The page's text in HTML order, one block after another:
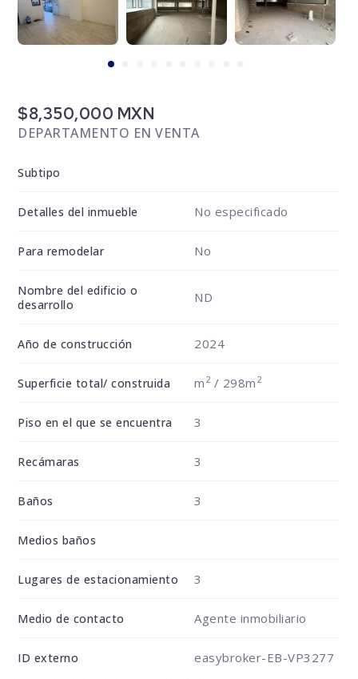
$8,350,000 MXN
DEPARTAMENTO EN VENTA
Subtipo
Detalles del inmueble No especificado
Para remodelar No
Nombre del edificio o
desarrollo
ND
Año de construcción 2024
Superficie total/ construida m 2/ 298m 2
Piso en el que se encuentra 3
Recámaras 3
Baños 3
Medios baños
Lugares de estacionamiento 3
Medio de contacto Agente inmobiliario
ID externo easybroker-EB-VP3277